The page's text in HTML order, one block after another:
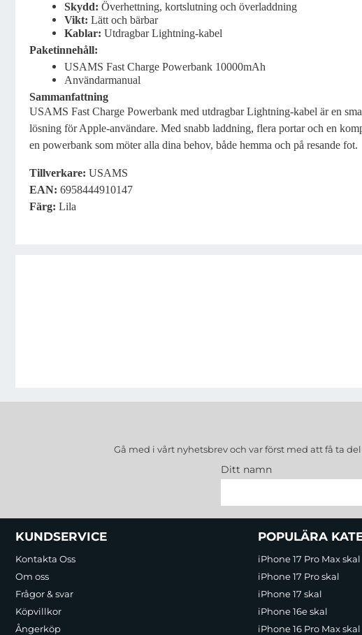
Skydd: Överhettning, kortslutning och överladdning
Vikt: Lätt och bärbar
Kablar: Utdragbar Lightning-kabel
Paketinnehåll:
USAMS Fast Charge Powerbank 10000mAh
Användarmanual
Sammanfattning
USAMS Fast Charge Powerbank med utdragbar Lightning-kabel är en
lösning för Apple-användare. Med snabb laddning, flera portar och en
en powerbank som möter alla dina behov, både hemma och på resande fot.
Tillverkare: USAMS
EAN: 6958444910147
Färg: Lila
Gå med i vårt nyhetsbrev och var först med att få ta
Ditt namn
Sidfot Blandad info och länkar
KUNDSERVICE
Kontakta Oss
Om oss
Frågor & svar
Köpvillkor
Ångerköp
POPULÄRA
iPhone 17 Pro Max skal
iPhone 17 Pro skal
iPhone 17 skal
iPhone 16e skal
iPhone 16 Pro Max skal